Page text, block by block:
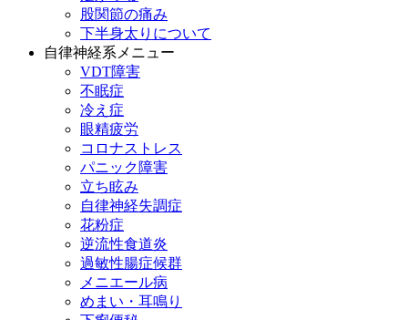
股関節の痛み
下半身太りについて
自律神経系メニュー
VDT障害
不眠症
冷え症
眼精疲労
コロナストレス
パニック障害
立ち眩み
自律神経失調症
花粉症
逆流性食道炎
過敏性腸症候群
メニエール病
めまい・耳鳴り